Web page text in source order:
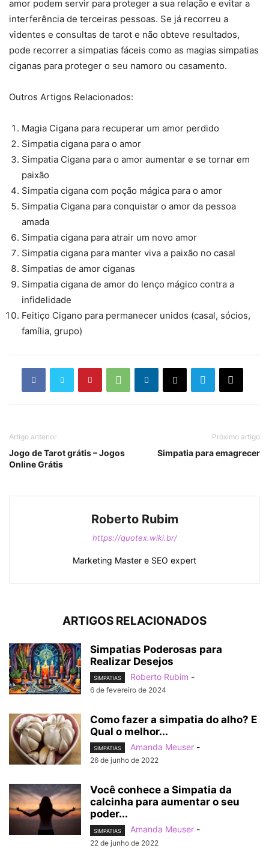
amor podem servir para proteger a sua relação e evitar a
interferência de terceiras pessoas. Se já recorreu a
videntes e consultas de tarot e não obteve resultados,
pode recorrer a simpatias fáceis como as magias simpatias
ciganas para proteger o seu namoro ou casamento.
Outros Artigos Relacionados:
Magia Cigana para recuperar um amor perdido
Simpatia cigana para o amor
Simpatia Cigana para o amor aumentar e se tornar em
paixão
Simpatia cigana com poção mágica para o amor
Simpatia Cigana para conquistar o amor da pessoa
amada
Simpatia cigana para atrair um novo amor
Simpatia cigana para manter viva a paixão no casal
Simpatias de amor ciganas
Simpatia cigana de amor do lenço mágico contra a
infidelidade
Feitiço Cigano para permanecer unidos (casal, sócios,
família, grupo)
Artigo anterior
Jogo de Tarot grátis – Jogos
Online Grátis
Próximo artigo
Simpatia para emagrecer
Roberto Rubim
https://quotex.wiki.br/
Marketing Master e SEO expert
ARTIGOS RELACIONADOS
Simpatias Poderosas para
Realizar Desejos
SIMPATIAS Roberto Rubim -
6 de fevereiro de 2024
Como fazer a simpatia do alho? E
Qual o melhor...
SIMPATIAS Amanda Meuser -
26 de junho de 2022
Você conhece a Simpatia da
calcinha para aumentar o seu
poder...
SIMPATIAS Amanda Meuser -
22 de junho de 2022